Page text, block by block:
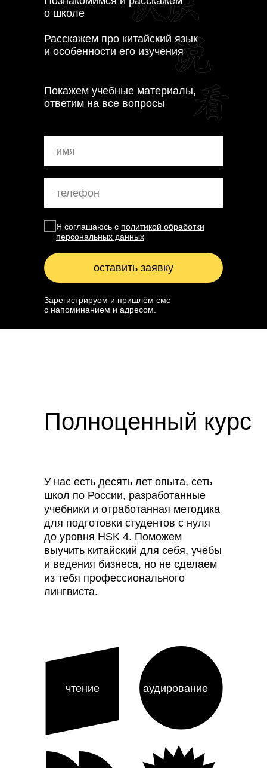
о школе
Расскажем про китайский язык
и особенности его изучения
Покажем учебные материалы,
ответим на все вопросы
Я соглашаюсь с политикой обработки
персональных данных
оставить заявку
Зарегистрируем и пришлём смс
с напоминанием и адресом.
с условиями обработки
персональных данных
Полноценный курс
У нас есть десять лет опыта, сеть
школ по России, разработанные
учебники и отработанная методика
для подготовки студентов с нуля
до уровня HSK 4. Поможем
выучить китайский для себя, учёбы
и ведения бизнеса, но не сделаем
из тебя профессионального
лингвиста.
чтение аудирование